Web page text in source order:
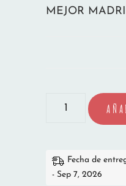
MEJOR
COJÍN
BUSCANDO
MEJOR
MADRINA
Fecha de
- Sep 7, 2026